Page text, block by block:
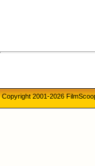
Copyright 2001-2026